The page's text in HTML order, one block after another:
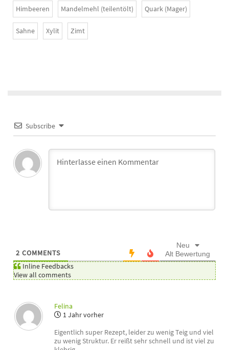
Himbeeren Mandelmehl (teilentölt) Quark (Mager)
Sahne Xylit Zimt
Subscribe
2 COMMENTS
Neu
Alt Bewertung
Inline Feedbacks
View all comments
Felina
1 Jahr vorher
Eigentlich super Rezept, leider zu wenig Teig und viel
zu wenig Struktur. Er reißt sehr schnell und ist viel zu